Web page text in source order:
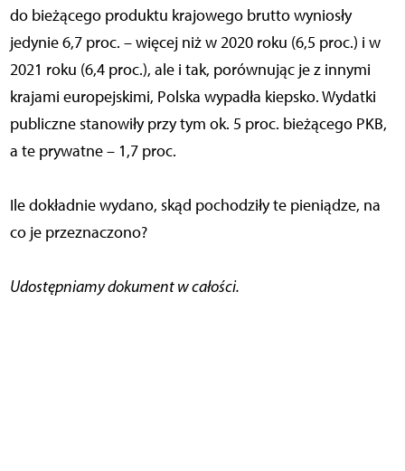
do bieżącego produktu krajowego brutto wyniosły
jedynie 6,7 proc. – więcej niż w 2020 roku (6,5 proc.) i w
2021 roku (6,4 proc.), ale i tak, porównując je z innymi
krajami europejskimi, Polska wypadła kiepsko. Wydatki
publiczne stanowiły przy tym ok. 5 proc. bieżącego PKB,
a te prywatne – 1,7 proc.
Ile dokładnie wydano, skąd pochodziły te pieniądze, na
co je przeznaczono?
Udostępniamy dokument w całości.